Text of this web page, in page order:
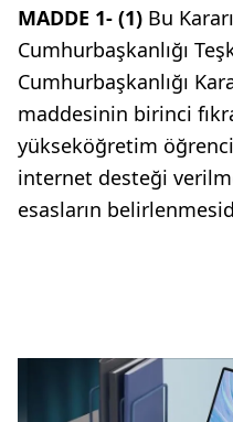
MADDE 1- (1) Bu
Cumhurbaşkanlığı
Cumhurbaşkanlığı
maddesinin birinci
yükseköğretim
internet desteği
esasların